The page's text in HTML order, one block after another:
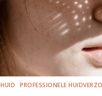
HUID PROFESSIONELE